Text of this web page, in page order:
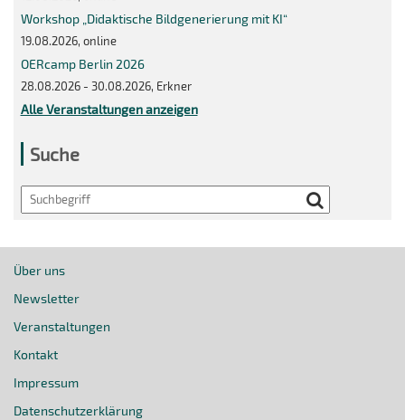
Workshop „Didaktische Bildgenerierung mit KI“
19.08.2026, online
OERcamp Berlin 2026
28.08.2026 - 30.08.2026, Erkner
Alle Veranstaltungen anzeigen
Suche
Search
Über uns
Newsletter
Veranstaltungen
Kontakt
Impressum
Datenschutzerklärung